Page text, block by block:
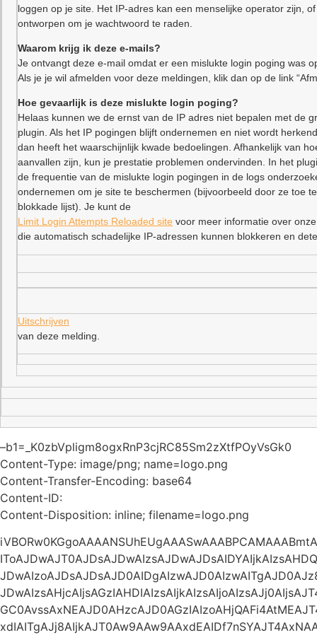
loggen op je site. Het IP-adres kan een menselijke operator zijn,
ontworpen om je wachtwoord te raden.
Waarom krijg ik deze e-mails?
Je ontvangt deze e-mail omdat er een mislukte login poging was
Als je je wil afmelden voor deze meldingen, klik dan op de link
Hoe gevaarlijk is deze mislukte login poging?
Helaas kunnen we de ernst van de IP adres niet bepalen met de
plugin. Als het IP pogingen blijft ondernemen en niet wordt
dan heeft het waarschijnlijk kwade bedoelingen. Afhankelijk van
aanvallen zijn, kun je prestatie problemen ondervinden. In het
de frequentie van de mislukte login pogingen in de logs
ondernemen om je site te beschermen (bijvoorbeeld door ze toe
blokkade lijst). Je kunt de
Limit Login Attempts Reloaded site voor meer informatie over
die automatisch schadelijke IP-adressen kunnen blokkeren en
Uitschrijven
van deze melding.
–b1=_K0zbVpligm8ogxRnP3cjRC85Sm2zXtfPOyVsGk0
Content-Type: image/png; name=logo.png
Content-Transfer-Encoding: base64
Content-ID:
Content-Disposition: inline; filename=logo.png